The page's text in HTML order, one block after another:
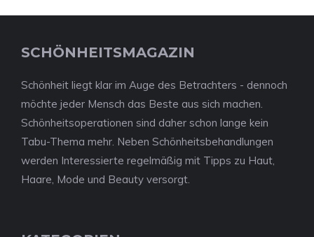
SCHÖNHEITSMAGAZIN
Schönheit liegt klar im Auge des Betrachters - dennoch
möchte jeder Mensch das Beste aus sich machen.
Schönheitsoperationen sind daher schon lange kein
Tabu-Thema mehr. Neben Schönheitsbehandlungen
werden Interessierte regelmäßig mit Tipps zu Haut,
Haare, Mode und Beauty versorgt.